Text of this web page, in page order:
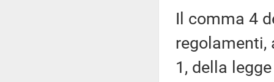
Il comma 4
1, della